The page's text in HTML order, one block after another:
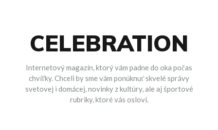
CELEBRATION
Internetový magazín, ktorý vám padne do oka počas
chvíľky. Chceli by sme vám ponúknuť skvelé správy
svetovej i domácej, novinky z kultúry, ale aj športové
rubriky, ktoré vás osloví.